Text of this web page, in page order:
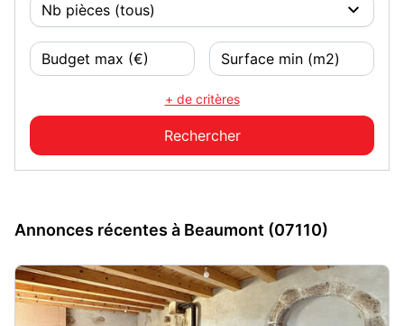
+ de critères
Annonces récentes à Beaumont (07110)